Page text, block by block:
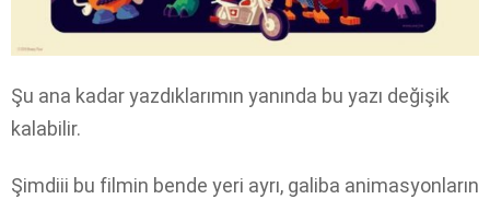
Şu ana kadar yazdıklarımın yanında bu yazı değişik
kalabilir.
Şimdiii bu filmin bende yeri ayrı, galiba animasyonların